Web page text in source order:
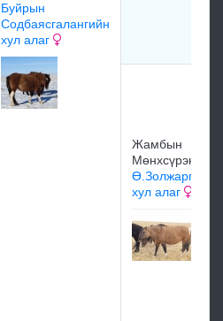
Буйрын
Содбаясгалангийн
хул алаг
Жамбын
Мөнхсүрэн
Ө.Золжаргалын
хул алаг